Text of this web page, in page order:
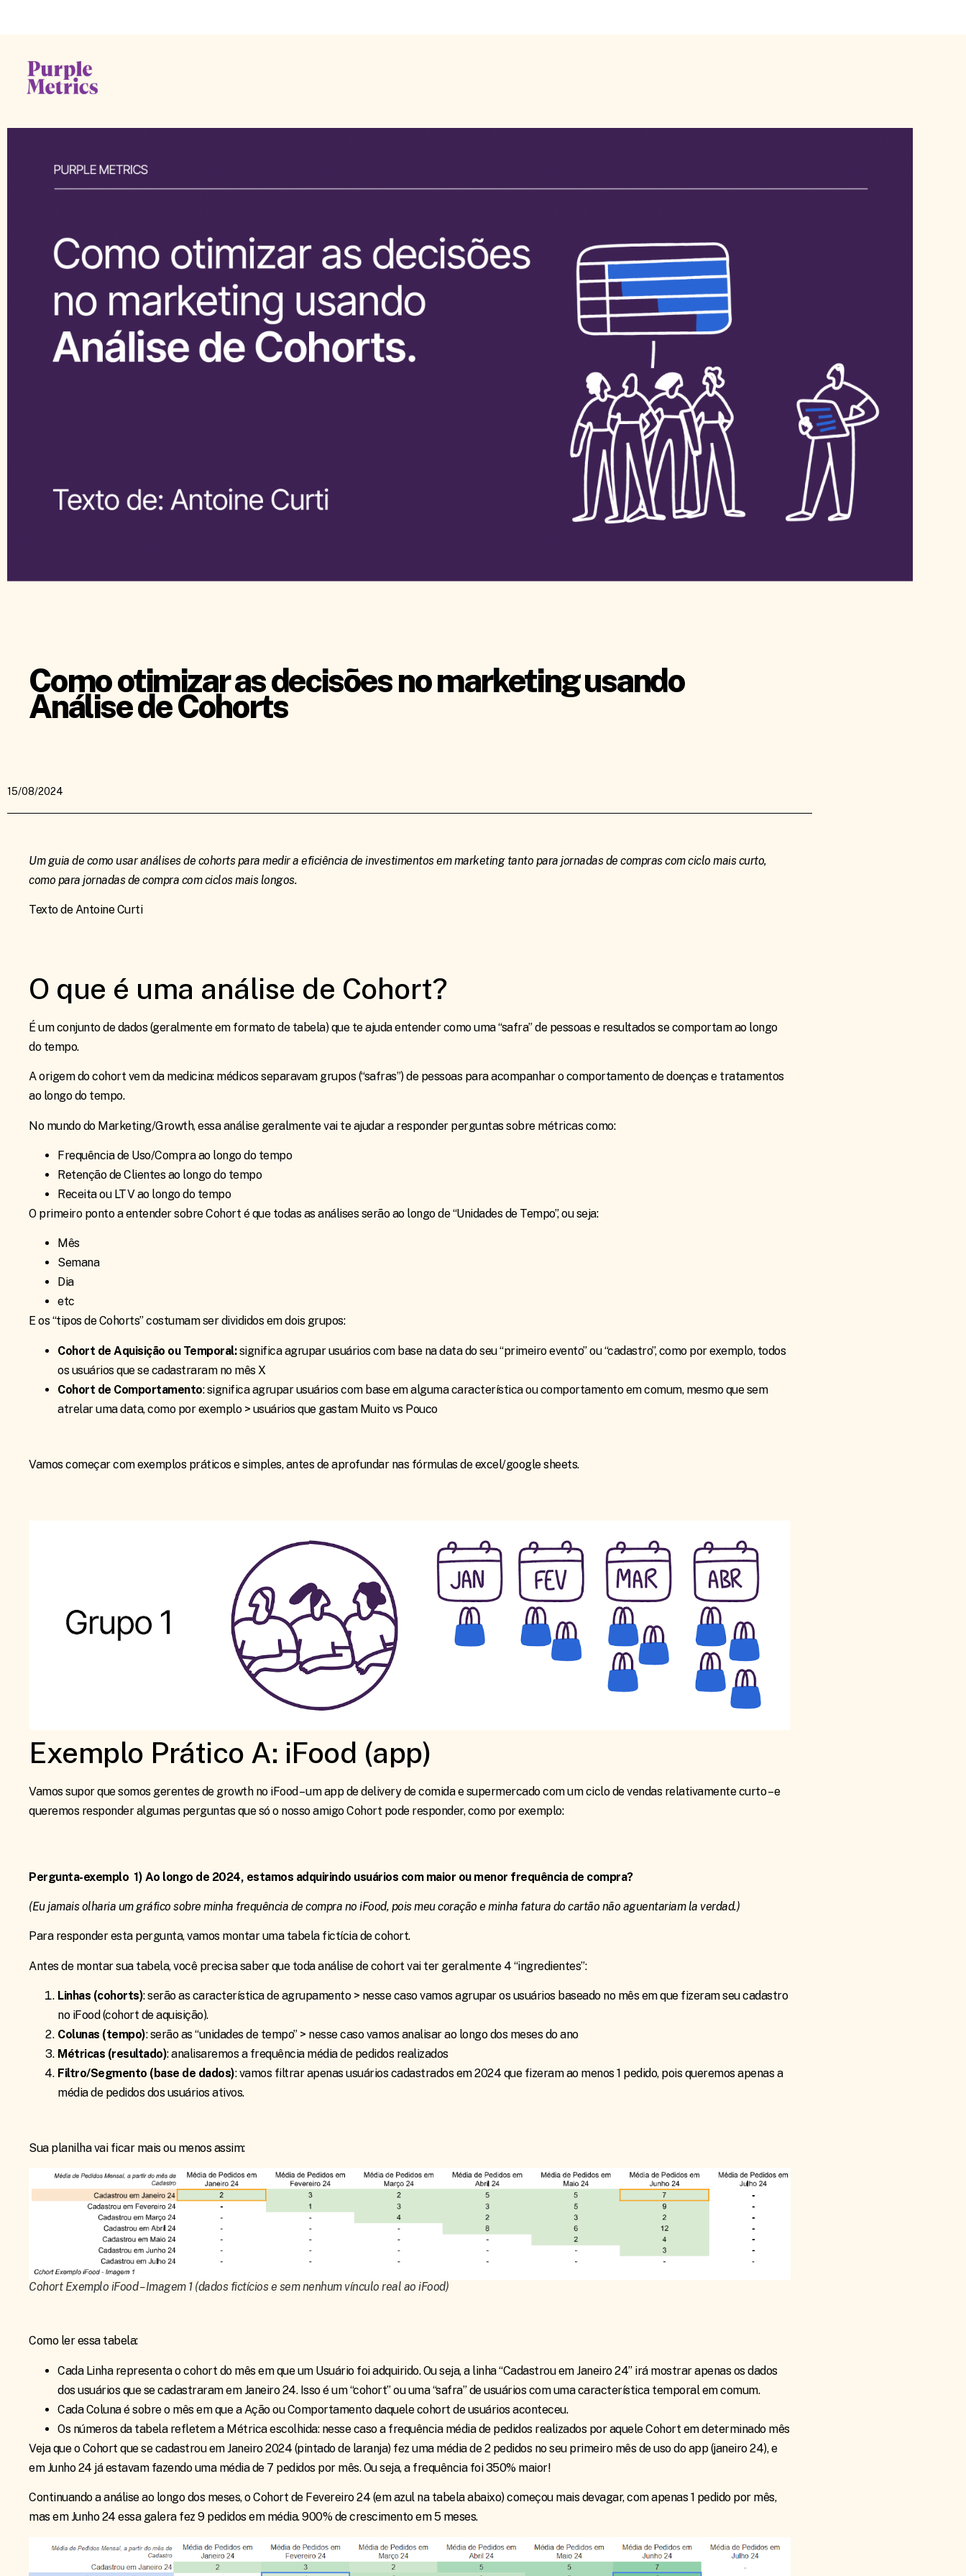
Como otimizar as decisões no marketing usando
Análise de Cohorts
15/08/2024
Um guia de como usar análises de cohorts para medir a eficiência de investimentos em marketing tanto para jornadas de compras com ciclo mais curto,
como para jornadas de compra com ciclos mais longos.
Texto de Antoine Curti
O que é uma análise de Cohort?
É um conjunto de dados (geralmente em formato de tabela) que te ajuda entender como uma “safra” de pessoas e resultados se comportam ao longo
do tempo.
A origem do cohort vem da medicina: médicos separavam grupos (“safras”) de pessoas para acompanhar o comportamento de doenças e tratamentos
ao longo do tempo.
No mundo do Marketing/Growth, essa análise geralmente vai te ajudar a responder perguntas sobre métricas como:
Frequência de Uso/Compra ao longo do tempo
Retenção de Clientes ao longo do tempo
Receita ou LTV ao longo do tempo
O primeiro ponto a entender sobre Cohort é que todas as análises serão ao longo de “Unidades de Tempo”, ou seja:
Mês
Semana
Dia
etc
E os “tipos de Cohorts” costumam ser divididos em dois grupos:
Cohort de Aquisição ou Temporal:significa agrupar usuários com base na data do seu “primeiro evento” ou “cadastro”, como por exemplo, todos
os usuários que se cadastraram no mês X
Cohort de Comportamento: significa agrupar usuários com base em alguma característica ou comportamento em comum, mesmo que sem
atrelar uma data, como por exemplo > usuários que gastam Muito vs Pouco
Vamos começar com exemplos práticos e simples, antes de aprofundar nas fórmulas de excel/google sheets.
Exemplo Prático A: iFood (app)
Vamos supor que somos gerentes de growth no iFood – um app de delivery de comida e supermercado com um ciclo de vendas relativamente curto – e
queremos responder algumas perguntas que só o nosso amigo Cohort pode responder, como por exemplo:
Pergunta-exemplo 1) Ao longo de 2024, estamos adquirindo usuários com maior ou menor frequência de compra?
(Eu jamais olharia um gráfico sobre minha frequência de compra no iFood, pois meu coração e minha fatura do cartão não aguentariam la verdad.)
Para responder esta pergunta, vamos montar uma tabela fictícia de cohort.
Antes de montar sua tabela, você precisa saber que toda análise de cohort vai ter geralmente 4 “ingredientes”:
Linhas (cohorts): serão as característica de agrupamento > nesse caso vamos agrupar os usuários baseado no mês em que fizeram seu cadastro
no iFood (cohort de aquisição).
Colunas (tempo): serão as “unidades de tempo” > nesse caso vamos analisar ao longo dos meses do ano
Métricas (resultado): analisaremos a frequência média de pedidos realizados
Filtro/Segmento (base de dados): vamos filtrar apenas usuários cadastrados em 2024 que fizeram ao menos 1 pedido, pois queremos apenas a
média de pedidos dos usuários ativos.
Sua planilha vai ficar mais ou menos assim:
Cohort Exemplo iFood – Imagem 1 (dados fictícios e sem nenhum vínculo real ao iFood)
Como ler essa tabela:
Cada Linha representa o cohort do mês em que um Usuário foi adquirido. Ou seja, a linha “Cadastrou em Janeiro 24” irá mostrar apenas os dados
dos usuários que se cadastraram em Janeiro 24. Isso é um “cohort” ou uma “safra” de usuários com uma característica temporal em comum.
Cada Coluna é sobre o mês em que a Ação ou Comportamento daquele cohort de usuários aconteceu.
Os números da tabela refletem a Métrica escolhida: nesse caso a frequência média de pedidos realizados por aquele Cohort em determinado mês
Veja que o Cohort que se cadastrou em Janeiro 2024 (pintado de laranja) fez uma média de 2 pedidos no seu primeiro mês de uso do app (janeiro 24), e
em Junho 24 já estavam fazendo uma média de 7 pedidos por mês. Ou seja, a frequência foi 350% maior!
Continuando a análise ao longo dos meses, o Cohort de Fevereiro 24 (em azul na tabela abaixo) começou mais devagar, com apenas 1 pedido por mês,
mas em Junho 24 essa galera fez 9 pedidos em média. 900% de crescimento em 5 meses.